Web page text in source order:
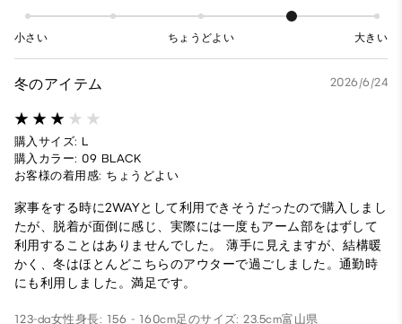
小さい ちょうどよい 大きい
冬のアイテム 2026/6/24
購入サイズ: L
購入カラー: 09 BLACK
お客様の着用感: ちょうどよい
家事をする時に2WAYとして利用できそうだったので購入しまし
たが、脱着が面倒に感じ、実際には一度もアーム部をはずして
利用することはありませんでした。 薄手に見えますが、結構暖
かく、冬はほとんどこちらのアウターで過ごしました。通勤時
にも利用しました。満足です。
123-da女性身長: 156 - 160cm足のサイズ: 23.5cm富山県